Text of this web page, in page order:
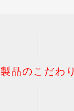
製品のこだわり